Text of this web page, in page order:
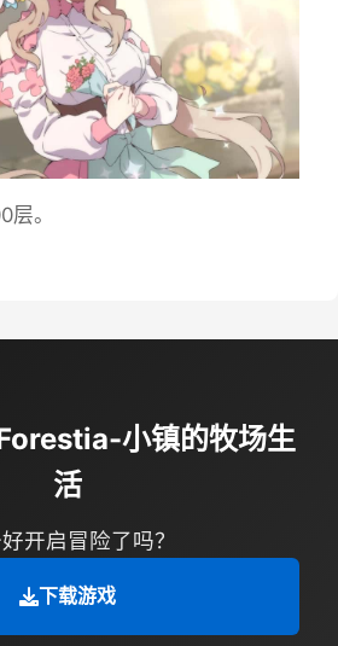
。
小镇的牧场生
活
开启冒险了吗？
下载游戏